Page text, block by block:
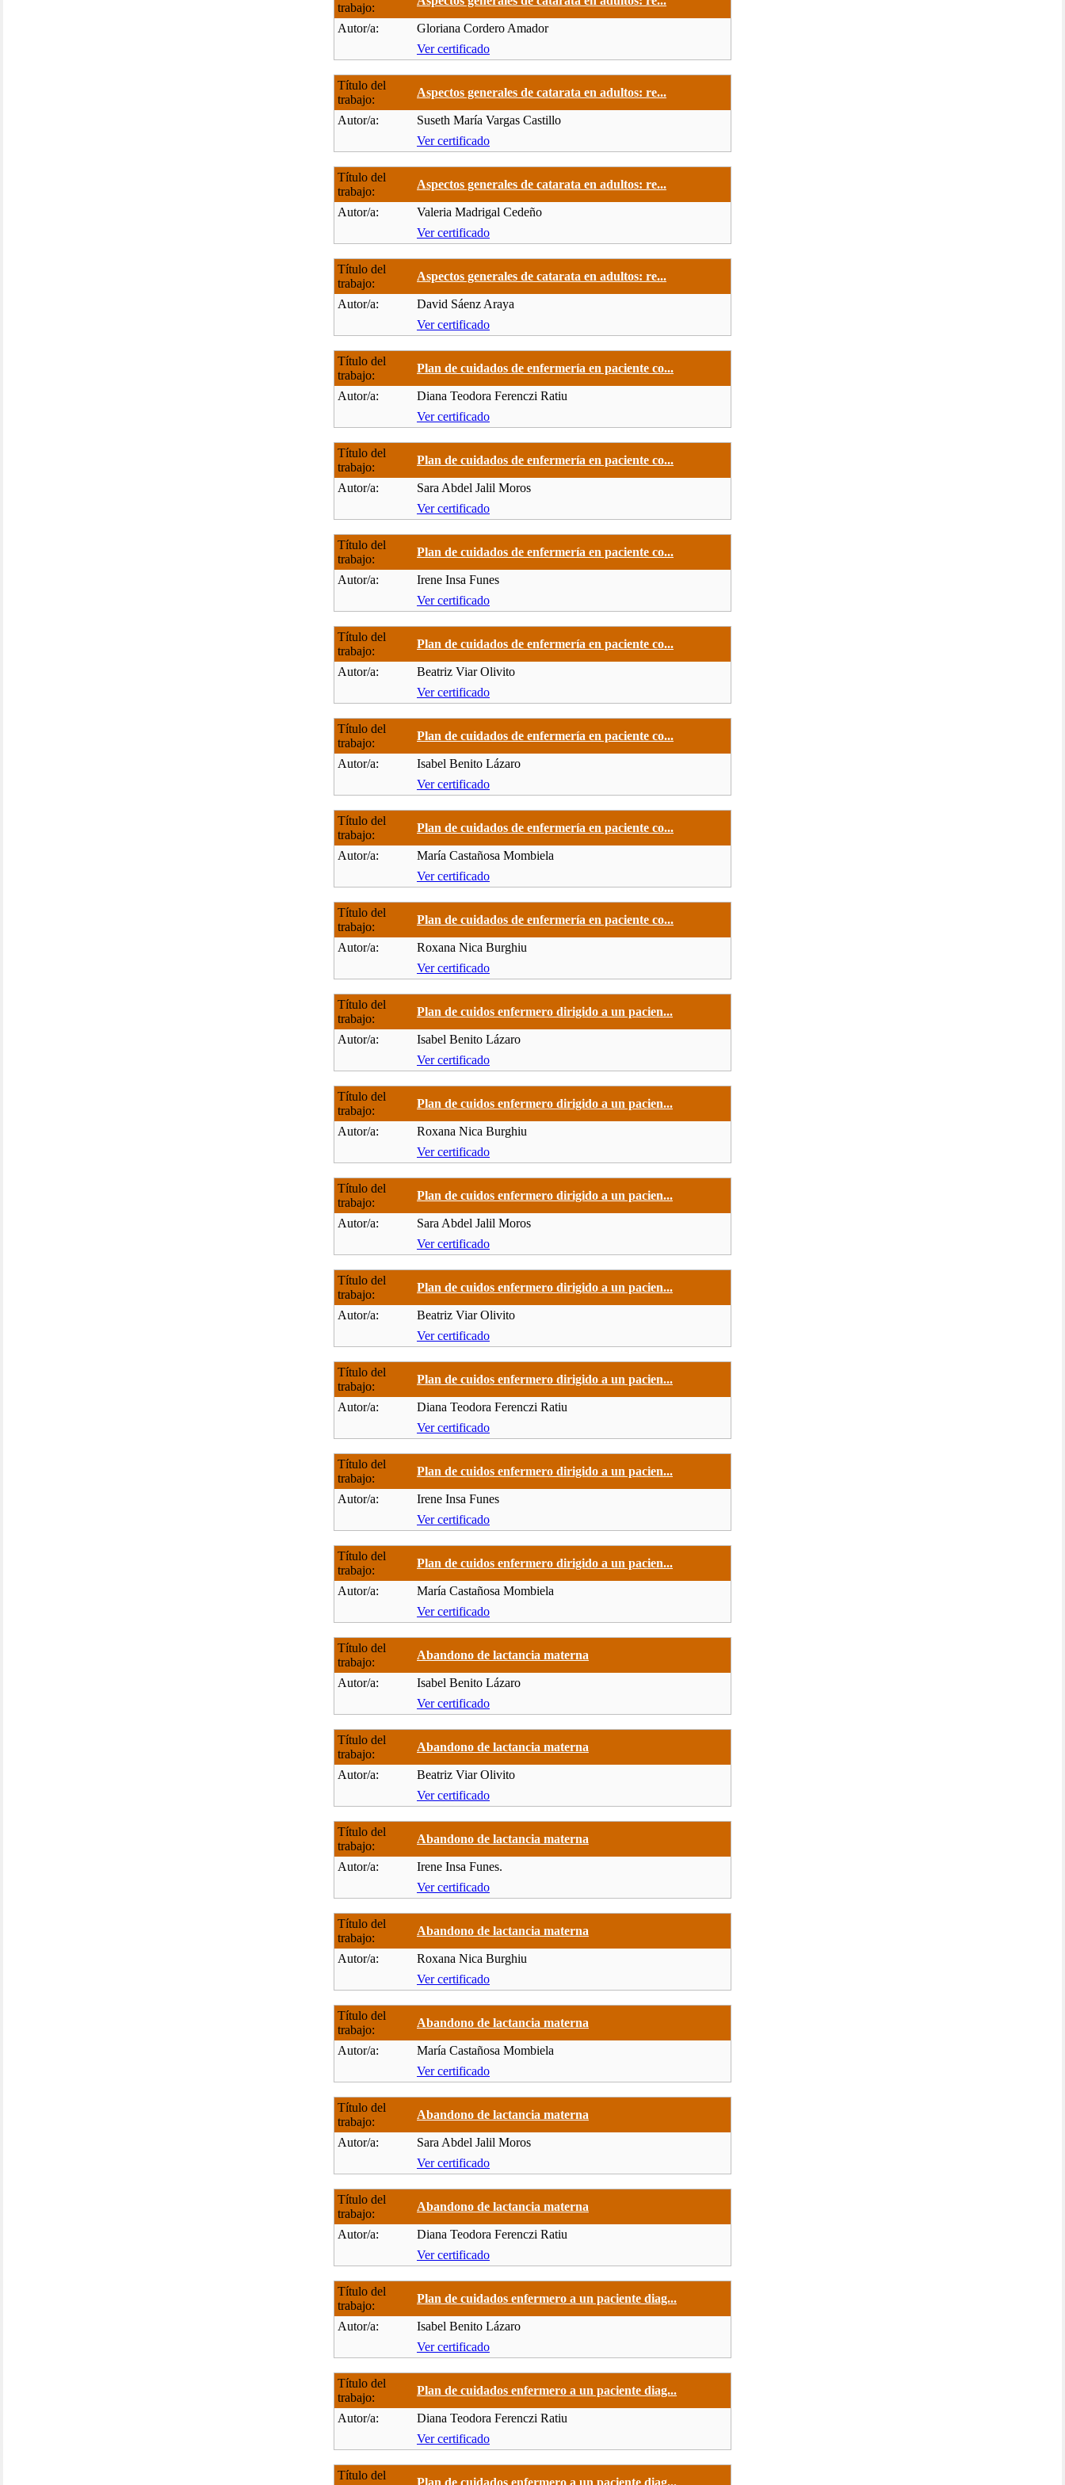
trabajo:
Autor/a:
Gloriana Cordero Amador
Ver certificado
Título del
trabajo:
Aspectos generales de catarata en adultos: re...
Autor/a:
Suseth María Vargas Castillo
Ver certificado
Título del
trabajo:
Aspectos generales de catarata en adultos: re...
Autor/a:
Valeria Madrigal Cedeño
Ver certificado
Título del
trabajo:
Aspectos generales de catarata en adultos: re...
Autor/a:
David Sáenz Araya
Ver certificado
Título del
trabajo:
Plan de cuidados de enfermería en paciente co...
Autor/a:
Diana Teodora Ferenczi Ratiu
Ver certificado
Título del
trabajo:
Plan de cuidados de enfermería en paciente co...
Autor/a:
Sara Abdel Jalil Moros
Ver certificado
Título del
trabajo:
Plan de cuidados de enfermería en paciente co...
Autor/a:
Irene Insa Funes
Ver certificado
Título del
trabajo:
Plan de cuidados de enfermería en paciente co...
Autor/a:
Beatriz Viar Olivito
Ver certificado
Título del
trabajo:
Plan de cuidados de enfermería en paciente co...
Autor/a:
Isabel Benito Lázaro
Ver certificado
Título del
trabajo:
Plan de cuidados de enfermería en paciente co...
Autor/a:
María Castañosa Mombiela
Ver certificado
Título del
trabajo:
Plan de cuidados de enfermería en paciente co...
Autor/a:
Roxana Nica Burghiu
Ver certificado
Título del
trabajo:
Plan de cuidos enfermero dirigido a un pacien...
Autor/a:
Isabel Benito Lázaro
Ver certificado
Título del
trabajo:
Plan de cuidos enfermero dirigido a un pacien...
Autor/a:
Roxana Nica Burghiu
Ver certificado
Título del
trabajo:
Plan de cuidos enfermero dirigido a un pacien...
Autor/a:
Sara Abdel Jalil Moros
Ver certificado
Título del
trabajo:
Plan de cuidos enfermero dirigido a un pacien...
Autor/a:
Beatriz Viar Olivito
Ver certificado
Título del
trabajo:
Plan de cuidos enfermero dirigido a un pacien...
Autor/a:
Diana Teodora Ferenczi Ratiu
Ver certificado
Título del
trabajo:
Plan de cuidos enfermero dirigido a un pacien...
Autor/a:
Irene Insa Funes
Ver certificado
Título del
trabajo:
Plan de cuidos enfermero dirigido a un pacien...
Autor/a:
María Castañosa Mombiela
Ver certificado
Título del
trabajo:
Abandono de lactancia materna
Autor/a:
Isabel Benito Lázaro
Ver certificado
Título del
trabajo:
Abandono de lactancia materna
Autor/a:
Beatriz Viar Olivito
Ver certificado
Título del
trabajo:
Abandono de lactancia materna
Autor/a:
Irene Insa Funes.
Ver certificado
Título del
trabajo:
Abandono de lactancia materna
Autor/a:
Roxana Nica Burghiu
Ver certificado
Título del
trabajo:
Abandono de lactancia materna
Autor/a:
María Castañosa Mombiela
Ver certificado
Título del
trabajo:
Abandono de lactancia materna
Autor/a:
Sara Abdel Jalil Moros
Ver certificado
Título del
trabajo:
Abandono de lactancia materna
Autor/a:
Diana Teodora Ferenczi Ratiu
Ver certificado
Título del
trabajo:
Plan de cuidados enfermero a un paciente diag...
Autor/a:
Isabel Benito Lázaro
Ver certificado
Título del
trabajo:
Plan de cuidados enfermero a un paciente diag...
Autor/a:
Diana Teodora Ferenczi Ratiu
Ver certificado
Título del
Plan de cuidados enfermero a un paciente diag...